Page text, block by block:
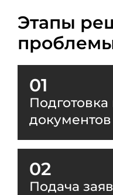
Этапы
01
Подготовка
документов
02
Подача